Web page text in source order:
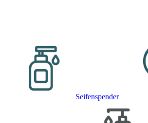
Seifenspender